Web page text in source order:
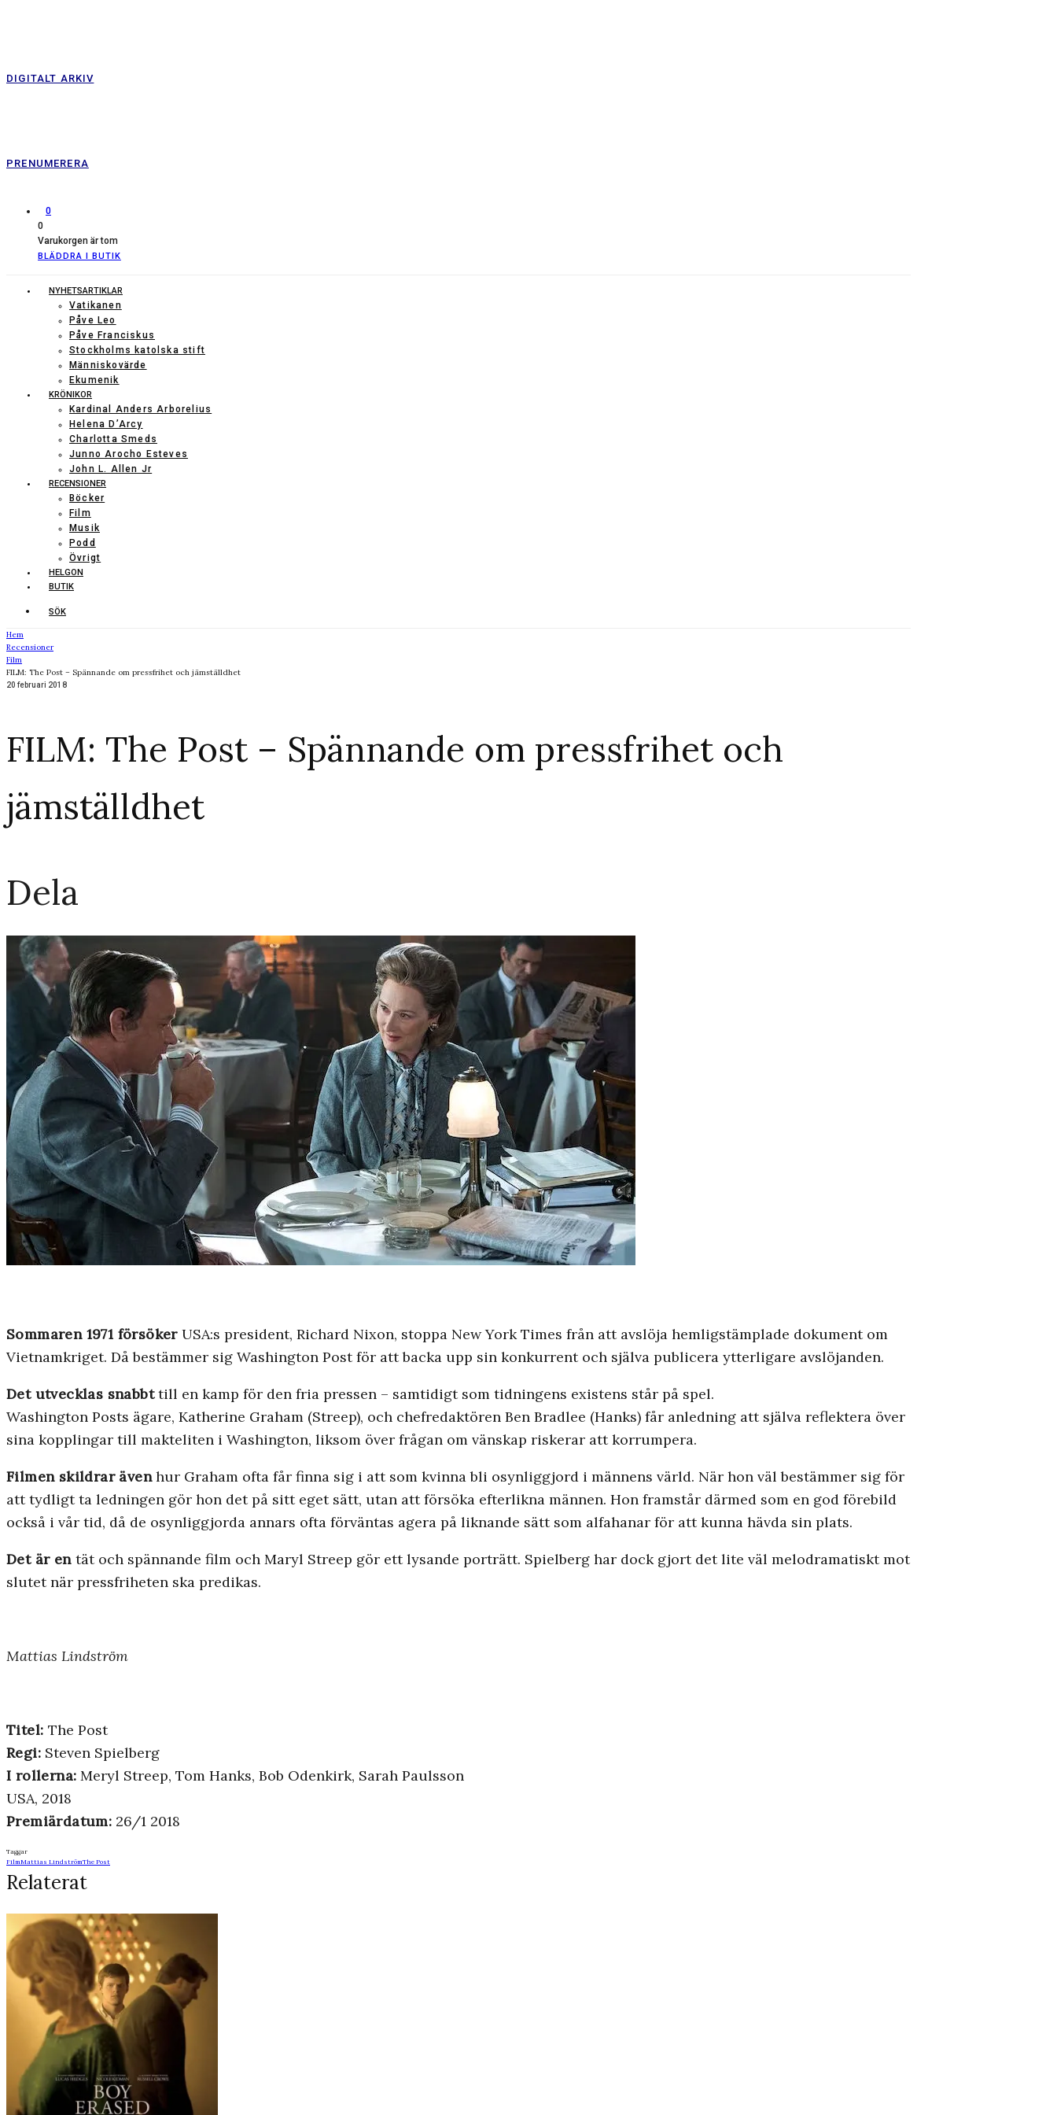
DIGITALT ARKIV
PRENUMERERA
0
0
Varukorgen är tom
BLÄDDRA I BUTIK
NYHETSARTIKLAR
Vatikanen
Påve Leo
Påve Franciskus
Stockholms katolska stift
Människovärde
Ekumenik
KRÖNIKOR
Kardinal Anders Arborelius
Helena D’Arcy
Charlotta Smeds
Junno Arocho Esteves
John L. Allen Jr
RECENSIONER
Böcker
Film
Musik
Podd
Övrigt
HELGON
BUTIK
SÖK
Hem
Recensioner
Film
FILM: The Post – Spännande om pressfrihet och jämställdhet
20 februari 2018
FILM: The Post – Spännande om pressfrihet och
jämställdhet
Dela
Sommaren 1971 försökerUSA:s president, Richard Nixon, stoppa New York Times från att avslöja hemligstämplade dokument om
Vietnamkriget. Då bestämmer sig Washington Post för att backa upp sin konkurrent och själva publicera ytterligare avslöjanden.
Det utvecklas snabbttill en kamp för den fria pressen – samtidigt som tidningens existens står på spel.
Washington Posts ägare, Katherine Graham (Streep), och chefredaktören Ben Bradlee (Hanks) får anledning att själva reflektera över
sina kopplingar till makteliten i Washington, liksom över frågan om vänskap riskerar att korrumpera.
Filmen skildrar ävenhur Graham ofta får finna sig i att som kvinna bli osynliggjord i männens värld. När hon väl bestämmer sig för
att tydligt ta ledningen gör hon det på sitt eget sätt, utan att försöka efterlikna männen. Hon framstår därmed som en god förebild
också i vår tid, då de osynliggjorda annars ofta förväntas agera på liknande sätt som alfahanar för att kunna hävda sin plats.
Det är entät och spännande film och Maryl Streep gör ett lysande porträtt. Spielberg har dock gjort det lite väl melodramatiskt mot
slutet när pressfriheten ska predikas.
Mattias Lindström
Titel: The Post
Regi: Steven Spielberg
I rollerna: Meryl Streep, Tom Hanks, Bob Odenkirk, Sarah Paulsson
USA, 2018
Premiärdatum: 26/1 2018
Taggar
FilmMattias LindströmThe Post
Relaterat